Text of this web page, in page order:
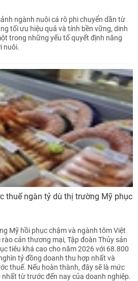
ngành nuôi cá rô phi chuyển dần từ
tối ưu hiệu quả và tính bền vững, dinh
trong những yếu tố quyết định năng
nuôi.
thuế ngàn tỷ dù thị trường Mỹ phục
Mỹ hồi phục chậm và ngành tôm Việt
cản thương mại, Tập đoàn Thủy sản
tiêu khá cao cho năm 2026 với 68.800
tỷ đồng doanh thu hợp nhất và
thuế. Nếu hoàn thành, đây sẽ là mức
từ trước đến nay của doanh nghiệp.